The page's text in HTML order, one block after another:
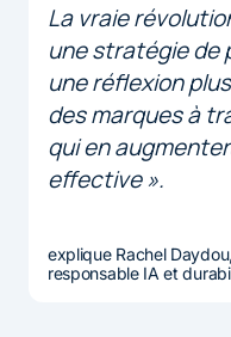
La vraie
une stratégie de
une réflexion
des marques à
qui en
effective ».
explique Rachel
responsable IA et